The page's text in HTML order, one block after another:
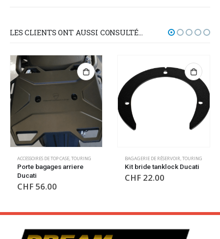
LES CLIENTS ONT AUSSI CONSULTÉ…
BAGAGERIE DE RÉSERVOIR,TOURING
Kit bride tanklock Ducati
CHF22.00
TOP CASE,TOURING
Top case plastique
Ducati